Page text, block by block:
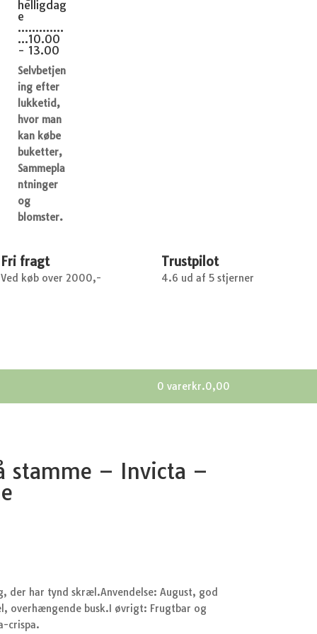
helligdag
e
.............
...10.00
- 13.00
Selvbetjen
ing efter
lukketid,
hvor man
kan købe
buketter,
Sammepla
ntninger
og
blomster.
Fri fragt
Ved køb over 2000,-
Trustpilot
4.6 ud af 5 stjerner
0 varerkr.0,00
stamme – Invicta –
der har tynd skræl.Anvendelse: August, god
overhængende busk.I øvrigt: Frugtbar og
crispa.